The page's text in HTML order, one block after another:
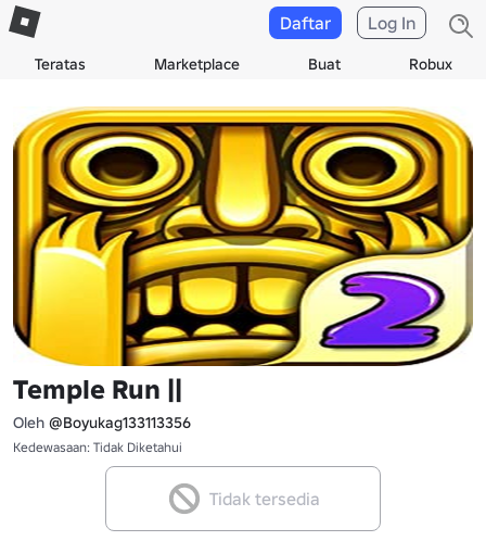
Teratas Marketplace Buat Robux
Daftar Log In
Temple Run ||
Oleh @Boyukag133113356
Kedewasaan: Tidak Diketahui
Tidak tersedia